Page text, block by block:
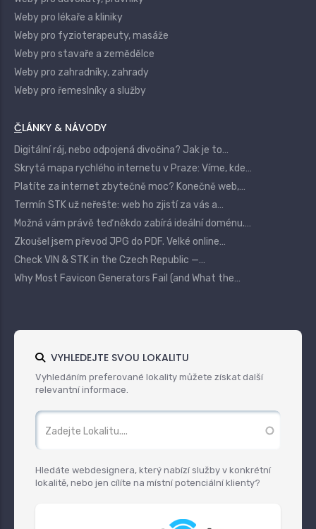
Weby pro lékaře a kliniky
Weby pro fyzioterapeuty, masáže
Weby pro stavaře a zemědělce
Weby pro zahradníky, zahrady
Weby pro řemeslníky a služby
ČLÁNKY & NÁVODY
Digitální ráj, nebo odpojená divočina? Jak je to…
Skrytá mapa rychlého internetu v Praze: Víme, kde…
Platíte za internet zbytečně moc? Konečně web,…
Termín STK už neřešte: web ho zjistí za vás a…
Možná vám právě teď někdo zabírá ideální doménu.…
Zkoušel jsem převod JPG do PDF. Velké online…
Check VIN & STK in the Czech Republic —…
Why Most Favicon Generators Fail (and What the…
VYHLEDEJTE SVOU LOKALITU
Vyhledáním preferované lokality můžete získat další
relevantní informace.
Hledáte webdesignera, který nabízí služby v konkrétní
lokalitě, nebo jen cílíte na místní potenciální klienty?